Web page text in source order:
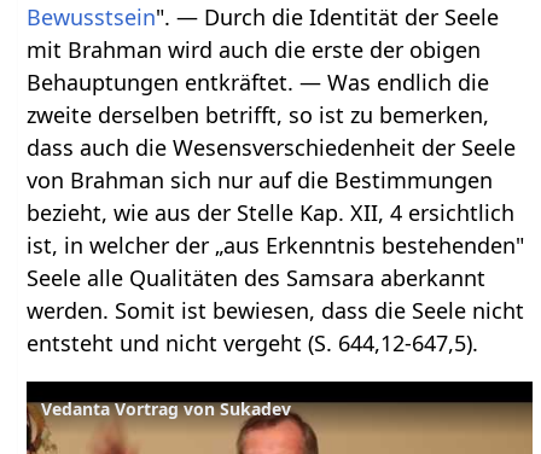
Bewusstsein". — Durch die Identität der Seele
mit Brahman wird auch die erste der obigen
Behauptungen entkräftet. — Was endlich die
zweite derselben betrifft, so ist zu bemerken,
dass auch die Wesensverschiedenheit der Seele
von Brahman sich nur auf die Bestimmungen
bezieht, wie aus der Stelle Kap. XII, 4 ersichtlich
ist, in welcher der „aus Erkenntnis bestehenden"
Seele alle Qualitäten des Samsara aberkannt
werden. Somit ist bewiesen, dass die Seele nicht
entsteht und nicht vergeht (S. 644,12-647,5).
Vedanta Vortrag von Sukadev